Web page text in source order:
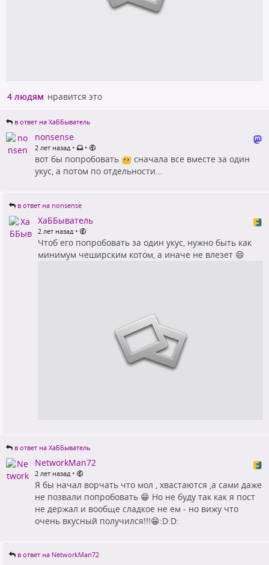
4 людям нравится это
в ответ на ХаББыватель
nonsense
2 лет назад • •
вот бы попробовать
сначала все вместе за один
укус, а потом по отдельности...
в ответ на nonsense
ХаББыватель
2 лет назад •
Чтоб его попробовать за один укус, нужно быть как
минимум чеширским котом, а иначе не влезет 😄
в ответ на ХаББыватель
NetworkMan72
2 лет назад •
Я бы начал ворчать что мол , хвастаются ,а сами даже
не позвали попробовать 😁 Но не буду так как я пост
не держал и вообще сладкое не ем - но вижу что
очень вкусный получился!!!😁:D:D:
в ответ на NetworkMan72